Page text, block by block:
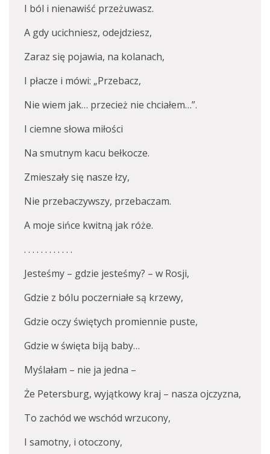
I ból i nienawiść przeżuwasz.
A gdy ucichniesz, odejdziesz,
Zaraz się pojawia, na kolanach,
I płacze i mówi: „Przebacz,
Nie wiem jak… przecież nie chciałem…”.
I ciemne słowa miłości
Na smutnym kacu bełkocze.
Zmieszały się nasze łzy,
Nie przebaczywszy, przebaczam.
A moje sińce kwitną jak róże.
. . . . . . . . . . . .
Jesteśmy – gdzie jesteśmy? – w Rosji,
Gdzie z bólu poczerniałe są krzewy,
Gdzie oczy świętych promiennie puste,
Gdzie w święta biją baby…
Myślałam – nie ja jedna –
Że Petersburg, wyjątkowy kraj – nasza ojczyzna,
To zachód we wschód wrzucony,
I samotny, i otoczony,